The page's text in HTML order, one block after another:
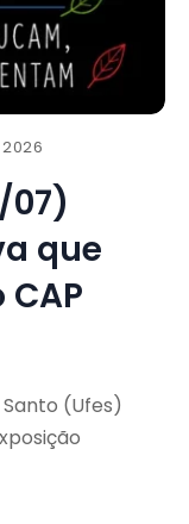
07)
que
(Ufes)